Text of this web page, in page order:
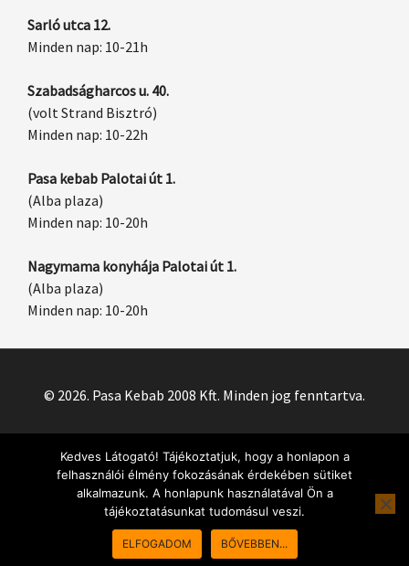
Sarló utca 12.
Minden nap: 10-21h
Szabadságharcos u. 40.
(volt Strand Bisztró)
Minden nap: 10-22h
Pasa kebab Palotai út 1.
(Alba plaza)
Minden nap: 10-20h
Nagymama konyhája Palotai út 1.
(Alba plaza)
Minden nap: 10-20h
© 2026. Pasa Kebab 2008 Kft. Minden jog fenntartva.
Rendeléseket 10:00-21:30 között tudunk felvenni!
nem tudunk rendeléseket fogadni.
Kedves Látogató! Tájékoztatjuk, hogy a honlapon a
felhasználói élmény fokozásának érdekében sütiket
alkalmazunk. A honlapunk használatával Ön a
tájékoztatásunkat tudomásul veszi.
ELFOGADOM BŐVEBBEN...